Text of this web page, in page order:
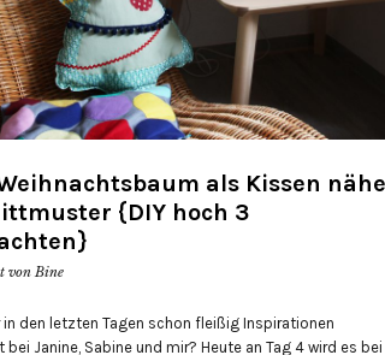
als Kissen
{DIY hoch 3
von Bine
in den letzten Tagen schon fleißig Inspirationen
Janine, Sabine und mir? Heute an Tag 4 wird es bei